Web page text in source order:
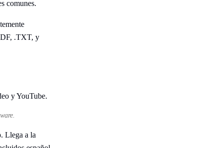
comunes.
.TXT, y
Llega a la